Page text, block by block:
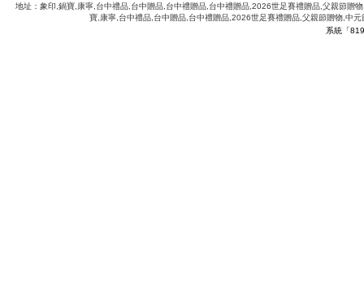
地址：象印,鍋寶,康寧,台中禮品,台中贈品,台中禮贈品,台中禮贈品,2026世足賽禮贈品,父親節
寶,康寧,台中禮品,台中贈品,台中禮贈品,2026世足賽禮贈品,父親節贈物,中
系統「